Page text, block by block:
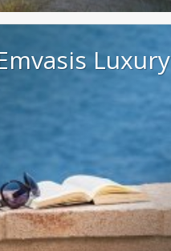
Luxury